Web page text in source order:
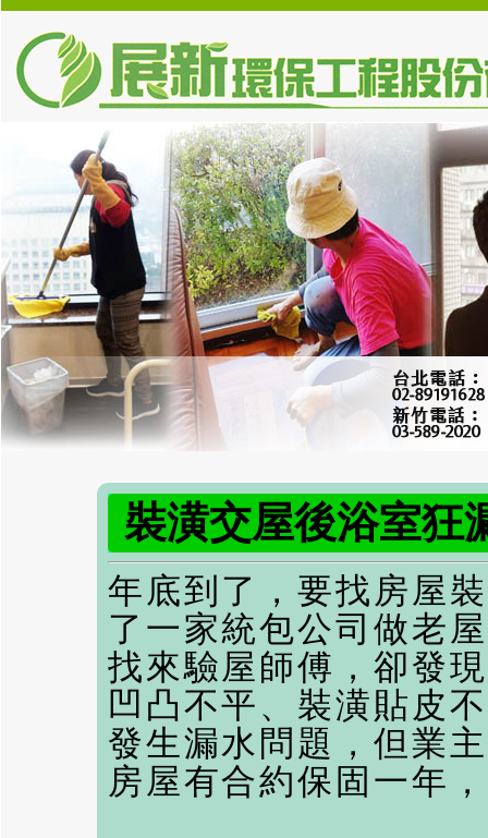
裝潢交屋後浴室狂
年底到了，要找房屋
了一家統包公司做老
找來驗屋師傅，卻發
凹凸不平、裝潢貼皮
發生漏水問題，但業
房屋有合約保固一年